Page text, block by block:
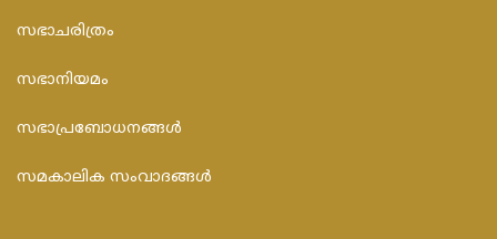
സഭാചരിത്രം
സഭാനിയമം
സഭാപ്രബോധനങ്ങള്‍
സമകാലിക സംവാദങ്ങൾ